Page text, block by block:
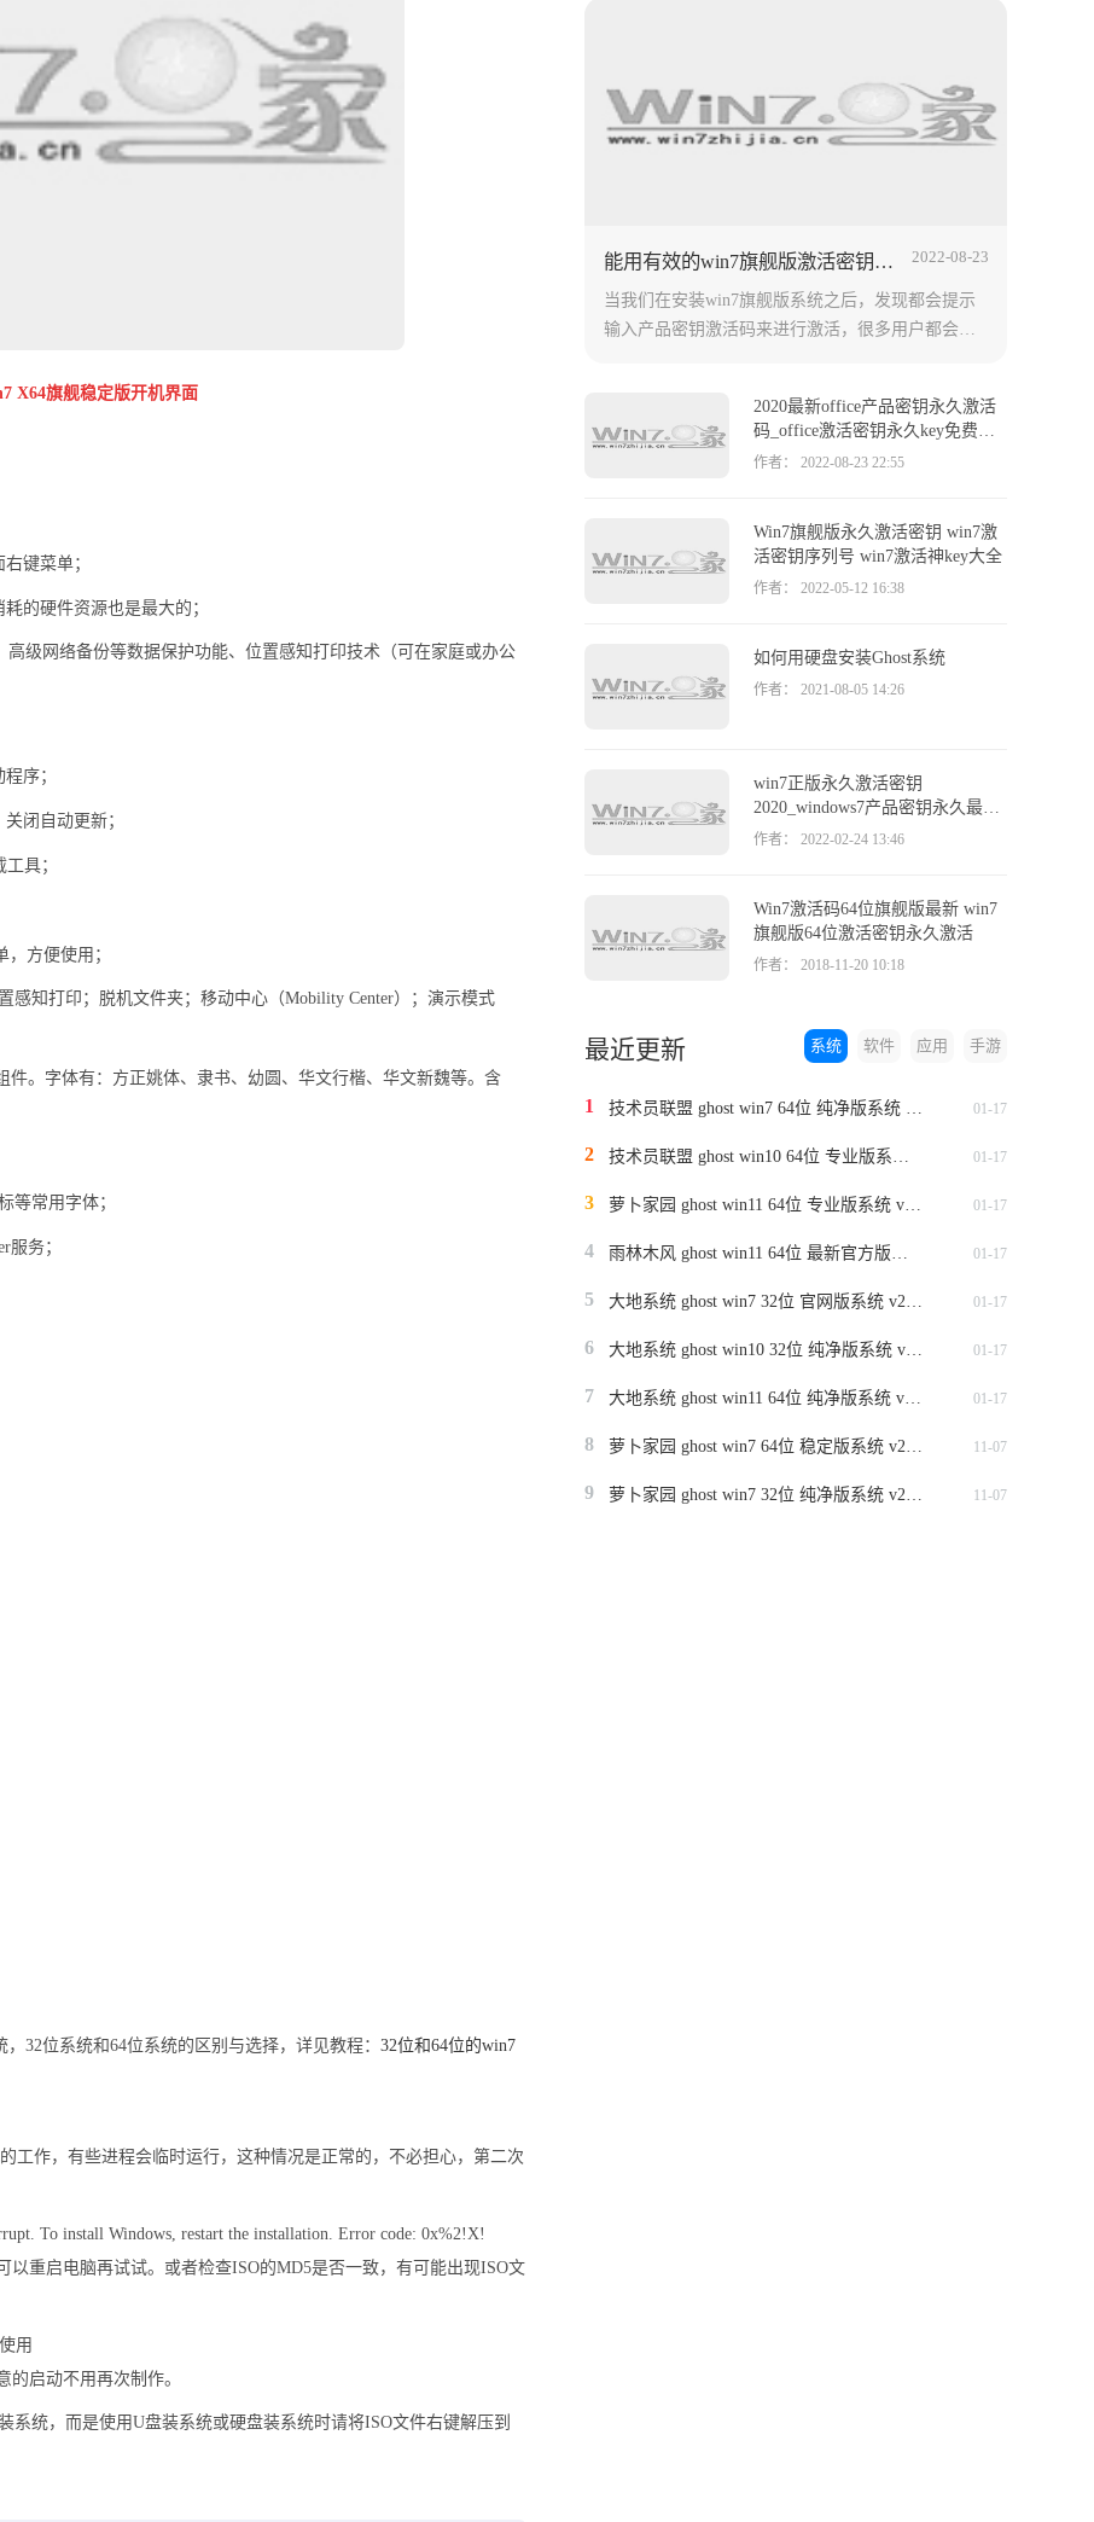
X64旗舰稳定版开机界面
键菜单；
的硬件资源也是最大的；
高级网络备份等数据保护功能、位置感知打印技术（可在家庭或办公
序；
闭自动更新；
具；
方便使用；
感知打印；脱机文件夹；移动中心（Mobility Center）；演示模式
件。字体有：方正姚体、隶书、幼圆、华文行楷、华文新魏等。含
等常用字体；
服务；
32位系统和64位系统的区别与选择，详见教程： 32位和64位的win7
作，有些进程会临时运行，这种情况是正常的，不必担心，第二次
To install Windows, restart the installation. Error code: 0x%2!X!
重启电脑再试试。或者检查ISO的MD5是否一致，有可能出现ISO文
用
启动不用再次制作。
系统，而是使用U盘装系统或硬盘装系统时请将ISO文件右键解压到
能用有效的win7旗舰版激活密钥永久激活码大全（100%激活） 2022-08-23
当我们在安装win7旗舰版系统之后，发现都会提示
输入产品密钥激活码来进行激活，很多用户都会从
有效的win7旗舰版激活密钥永久激活码大全（100%
激活）供大家参考。
2020最新office产品密钥永久激活
码_office激活密钥永久key免费
（附激活方法）
作者： 2022-08-23 22:55
Win7旗舰版永久激活密钥 win7激
活密钥序列号 win7激活神key大全
作者： 2022-05-12 16:38
如何用硬盘安装Ghost系统
作者： 2021-08-05 14:26
win7正版永久激活密钥
2020_windows7产品密钥永久最新
激活码
作者： 2022-02-24 13:46
Win7激活码64位旗舰版最新 win7
旗舰版64位激活密钥永久激活
作者： 2018-11-20 10:18
最近更新 手游
应用
软件
系统
1 01-17
2 01-17
3 01-17
4 01-17
5 01-17
6 01-17
7 01-17
8 11-07
9 11-07